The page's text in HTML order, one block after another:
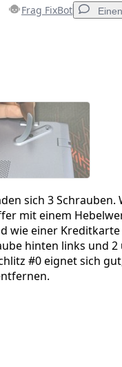
Frag FixBot
Abbrechen
sich 3 Schrauben.
mit einem
wie einer Kreditkarte
hinten links und
#0 eignet sich